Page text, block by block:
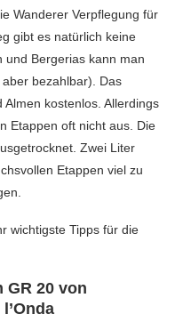
Wanderer Verpflegung für
gibt es natürlich keine
und Bergerias kann man
bezahlbar). Das
kostenlos. Allerdings
Etappen oft nicht aus. Die
Zwei Liter
Etappen viel zu
wichtigste Tipps für die
GR 20 von